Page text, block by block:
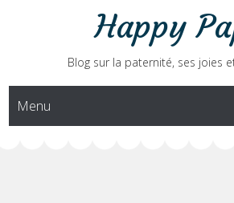
Happy
Blog sur la paternité, ses joies
Menu